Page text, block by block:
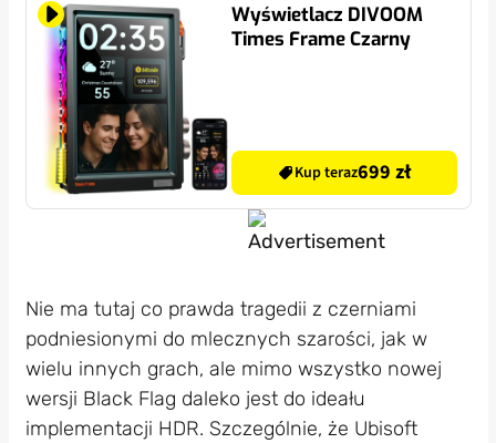
Wyświetlacz DIVOOM
Times Frame Czarny
Kup teraz699 zł
Nie ma tutaj co prawda tragedii z czerniami
podniesionymi do mlecznych szarości, jak w
wielu innych grach, ale mimo wszystko nowej
wersji Black Flag daleko jest do ideału
implementacji HDR. Szczególnie, że Ubisoft